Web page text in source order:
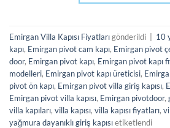
Emirgan Villa Kapısı Fiyatlarıgönderildi 10
kapı, Emirgan pivot cam kapı, Emirgan pivot
door, Emirgan pivot kapı, Emirgan pivot kapı
modelleri, Emirgan pivot kapı üreticisi,
pivot ön kapı, Emirgan pivot villa giriş kapısı,
Emirgan pivot villa kapısı, Emirgan pivotdoor,
villa kapıları, villa kapısı, villa kapısı fiyatları,
yağmura dayanıklı giriş kapısıetiketlendi